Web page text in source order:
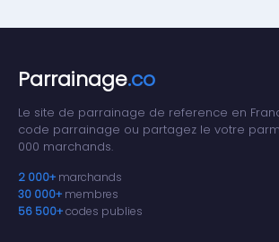
Parrainage.co
Le site de parrainage de reference en
code parrainage ou partagez le votre
000 marchands.
2 000+ marchands
30 000+ membres
56 500+codes publies